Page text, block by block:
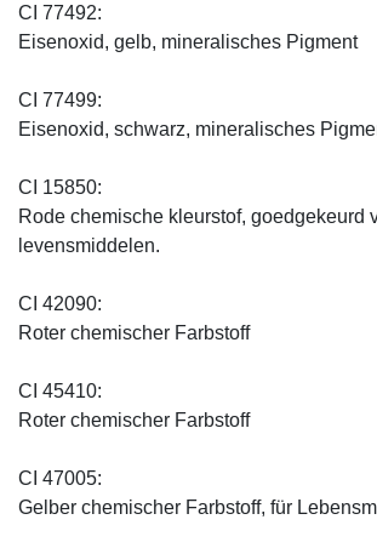
CI 77492:
Eisenoxid, gelb, mineralisches Pigment
CI 77499:
Eisenoxid, schwarz, mineralisches
CI 15850:
Rode chemische kleurstof, goedgekeurd
levensmiddelen.
CI 42090:
Roter chemischer Farbstoff
CI 45410:
Roter chemischer Farbstoff
CI 47005:
Gelber chemischer Farbstoff, für